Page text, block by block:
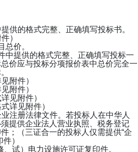
供的格式完整、正确填写投标书。
）
总价。
中提供的格式完整、正确填写投标一
价应与投标分项报价表中总价完全一
附件）
附件）
见附件）
详见附件）
注册法律文件。若投标人在中华人
提供企业法人营业执照、税务登记
；（三证合一的投标人仅需提供“企
）
试）电力设施许可证复印件。